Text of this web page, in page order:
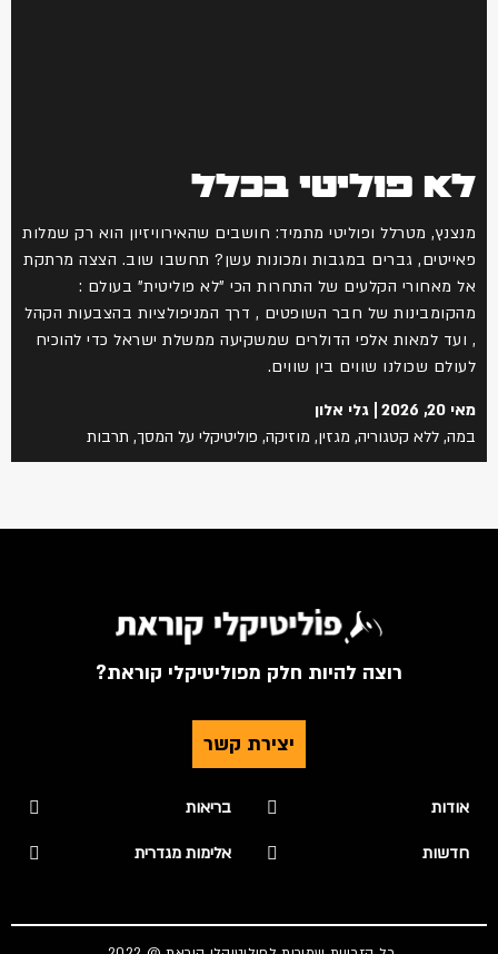
לא פוליטי בכלל
מנצנץ, מטרלל ופוליטי מתמיד: חושבים שהאירוויזיון הוא רק שמלות
פאייטים, גברים במגבות ומכונות עשן? תחשבו שוב. הצצה מרתקת
אל מאחורי הקלעים של התחרות הכי "לא פוליטית" בעולם :
מהקומבינות של חבר השופטים , דרך המניפולציות בהצבעות הקהל
, ועד למאות אלפי הדולרים שמשקיעה ממשלת ישראל כדי להוכיח
לעולם שכולנו שווים בין שווים.
מאי 20, 2026
גלי אלון
במה, ללא קטגוריה, מגזין, מוזיקה, פוליטיקלי על המסך, תרבות
רוצה להיות חלק מפוליטיקלי קוראת?
יצירת קשר
אודות
חדשות
בריאות
אלימות מגדרית